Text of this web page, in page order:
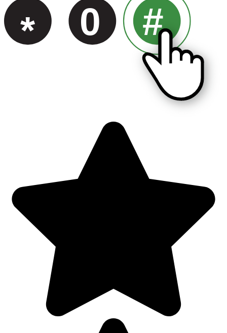
*
0 #